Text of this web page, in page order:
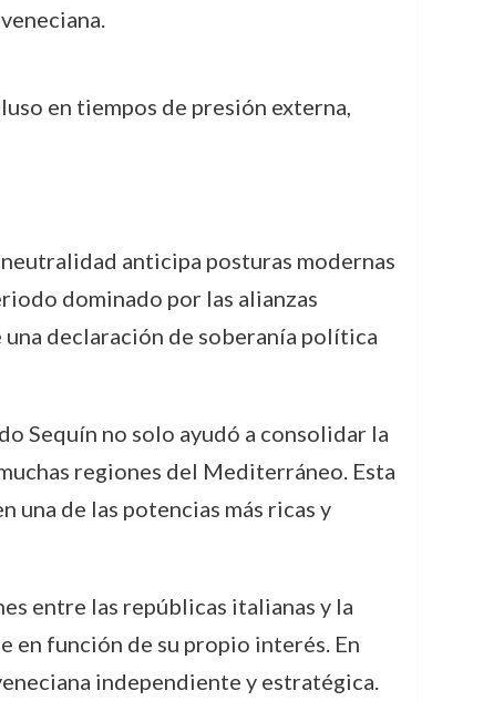
en tiempos de presión externa,
anticipa posturas modernas
dominado por las alianzas
una declaración de soberanía política
Sequín no solo ayudó a consolidar la
regiones del Mediterráneo. Esta
de las potencias más ricas y
entre las repúblicas italianas y la
en función de su propio interés. En
independiente y estratégica.